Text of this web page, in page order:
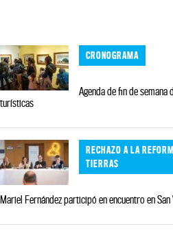
CRONOGRAMA
Agenda de fin de
turísticas
RECHAZO A LA
TIERRAS
Mariel Fernández participó en encuentro en San